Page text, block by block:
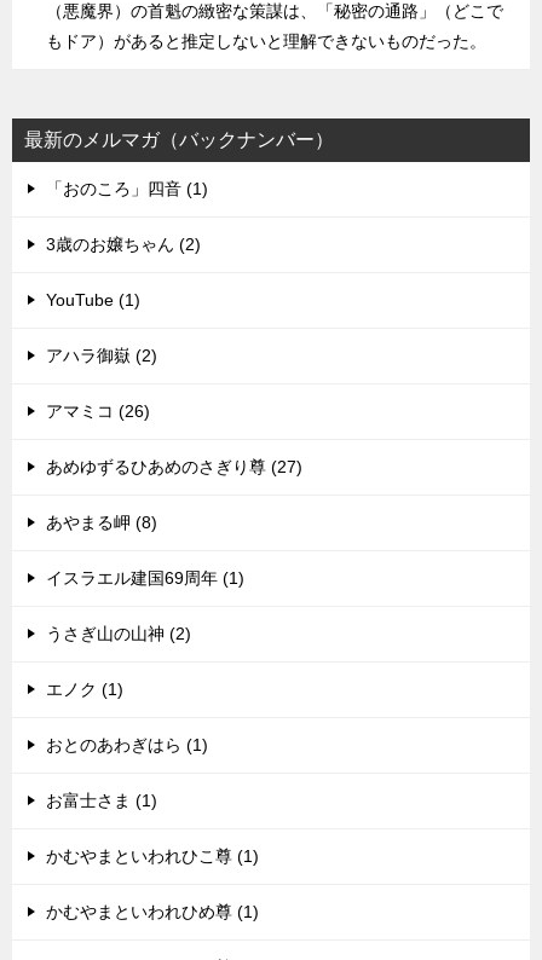
（悪魔界）の首魁の緻密な策謀は、「秘密の通路」（どこで
もドア）があると推定しないと理解できないものだった。
最新のメルマガ（バックナンバー）
「おのころ」四音 (1)
3歳のお嬢ちゃん (2)
YouTube (1)
アハラ御嶽 (2)
アマミコ (26)
あめゆずるひあめのさぎり尊 (27)
あやまる岬 (8)
イスラエル建国69周年 (1)
うさぎ山の山神 (2)
エノク (1)
おとのあわぎはら (1)
お富士さま (1)
かむやまといわれひこ尊 (1)
かむやまといわれひめ尊 (1)